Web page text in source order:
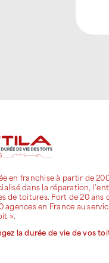
en franchise à partir de
dans la réparation,
de toitures. Fort de 20 ans
agences en France au
».
la durée de vie de vos